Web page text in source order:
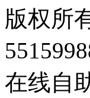
版权所
在线自